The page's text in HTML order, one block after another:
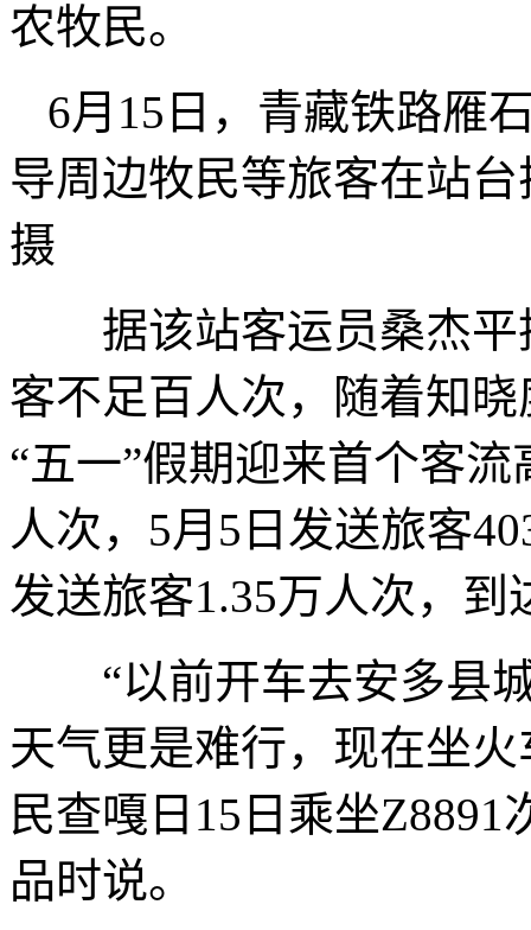
农牧民。
6月15日，青藏铁路雁
导周边牧民等旅客在站
摄
据该站客运员桑杰平
客不足百人次，随着知
“五一”假期迎来首个客
人次，5月5日发送旅客
发送旅客1.35万人次，到
“以前开车去安多县城
天气更是难行，现在坐
民查嘎日15日乘坐
品时说。